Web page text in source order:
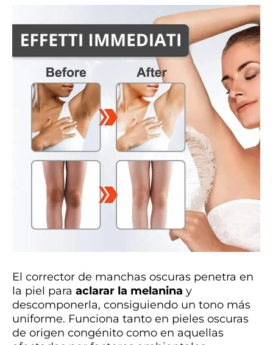
El corrector de manchas oscuras penetra en
la piel para aclarar la melanina y
descomponerla, consiguiendo un tono más
uniforme. Funciona tanto en pieles oscuras
de origen congénito como en aquellas